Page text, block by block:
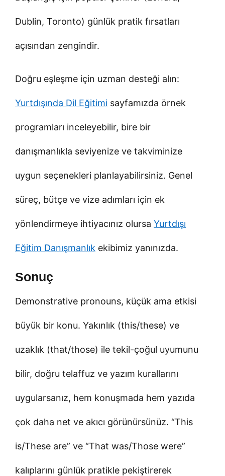
Dublin, Toronto) günlük pratik fırsatları
açısından zengindir.
Doğru eşleşme için uzman desteği alın:
Yurtdışında Dil Eğitimi sayfamızda örnek
programları inceleyebilir, bire bir
danışmanlıkla seviyenize ve takviminize
uygun seçenekleri planlayabilirsiniz. Genel
süreç, bütçe ve vize adımları için ek
yönlendirmeye ihtiyacınız olursa Yurtdışı
Eğitim Danışmanlık ekibimiz yanınızda.
Sonuç
Demonstrative pronouns, küçük ama etkisi
büyük bir konu. Yakınlık (this/these) ve
uzaklık (that/those) ile tekil-çoğul uyumunu
bilir, doğru telaffuz ve yazım kurallarını
uygularsanız, hem konuşmada hem yazıda
çok daha net ve akıcı görünürsünüz. “This
is/These are” ve “That was/Those were”
kalıplarını günlük pratikle pekiştirerek